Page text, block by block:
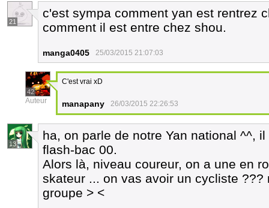
21
c'est sympa comment yan est rentrez
comment il est entre chez shou.
manga0405 25/03/2015 21:07:03
42
Auteur
C'est vrai xD
manapany 26/03/2015 22:26:53
13
ha, on parle de notre Yan national ^^,
flash-bac 00.
Alors là, niveau coureur, on a une en
skateur ... on vas avoir un cycliste
groupe > <